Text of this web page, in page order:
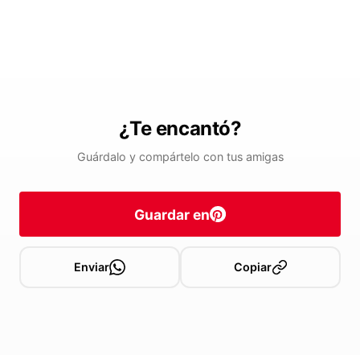
¿Te encantó?
Guárdalo y compártelo con tus amigas
Guardar en
Enviar Copiar